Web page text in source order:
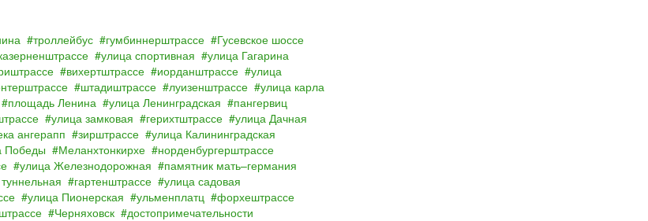
троллейбус гумбиннерштрассе
Гусевское шоссе
улица спортивная
улица Гагарина
вихертштрассе иорданштрассе
улица
штадиштрассе луизенштрассе
улица карла
площадь Ленина улица Ленинградская
пангервиц
улица замковая герихтштрассе
улица Дачная
ангерапп зирштрассе
улица Калининградская
Победы Меланхтонкирхе
норденбургерштрассе
улица Железнодорожная
памятник мать–германия
гартенштрассе
улица садовая
улица Пионерская ульменплатц
форхештрассе
Черняховск достопримечательности